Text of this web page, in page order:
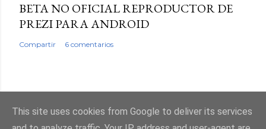
BETA NO OFICIAL REPRODUCTOR DE
PREZI PARA ANDROID
Compartir 6 comentarios
Con la tecnología de Blogger
This site uses cookies from Google to deliver its services